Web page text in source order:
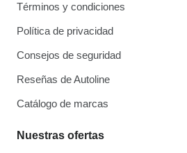
Términos y condiciones
Política de privacidad
Consejos de seguridad
Reseñas de Autoline
Catálogo de marcas
Nuestras ofertas